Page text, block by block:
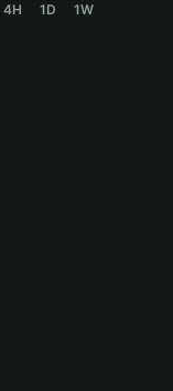
4H 1D 1W